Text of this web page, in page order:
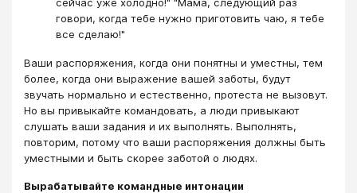
говори, когда тебе нужно приготовить чаю, я тебе
все сделаю!"
Ваши распоряжения, когда они понятны и уместны, тем
более, когда они выражение вашей заботы, будут
звучать нормально и естественно, протеста не вызовут.
Но вы привыкайте командовать, а люди привыкают
слушать ваши задания и их выполнять. Выполнять,
повторим, потому что ваши распоряжения должны быть
уместными и быть скорее заботой о людях.
Вырабатывайте командные интонации